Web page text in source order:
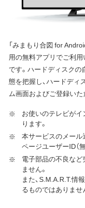
「みまもり合図 for
用の無料アプリでご利
です。ハードディスクの
態を把握し、ハードディ
ム画面およびご登録いた
お使いのテレビが
ります。
本サービスのメール
ページユーザーID（
電子部品の不良な
ません。
また、S.M.A.R.T.情
るものではありませ